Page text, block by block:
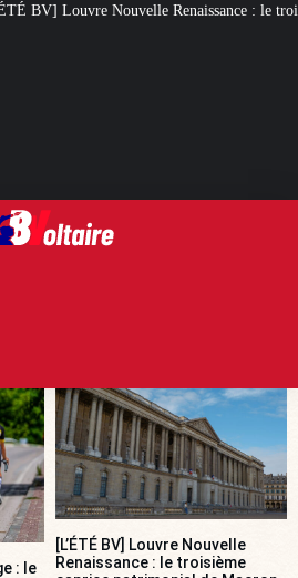
: le troisième caprice patrimonial de Macron
: le
[L’ÉTÉ BV] Louvre Nouvelle
Renaissance : le troisième